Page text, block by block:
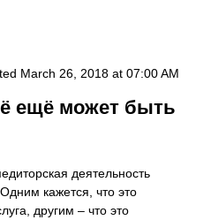
March 26, 2018 at 07:00 AM
ещё может быть
деятельность
кажется, что это
другим – что это